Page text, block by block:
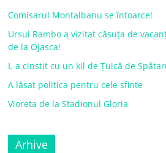
Comisarul Montalbanu se întoarce!
Ursul Rambo a vizitat căsuța de
de la Ojasca!
L-a cinstit cu un kil de Țuică de
A lăsat politica pentru cele sfinte
Vioreta de la Stadionul Gloria
Arhive